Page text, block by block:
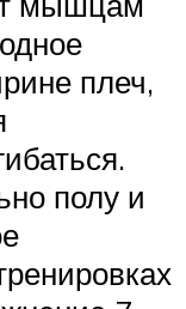
плеч,
полу и